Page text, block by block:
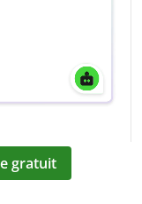
gratuit